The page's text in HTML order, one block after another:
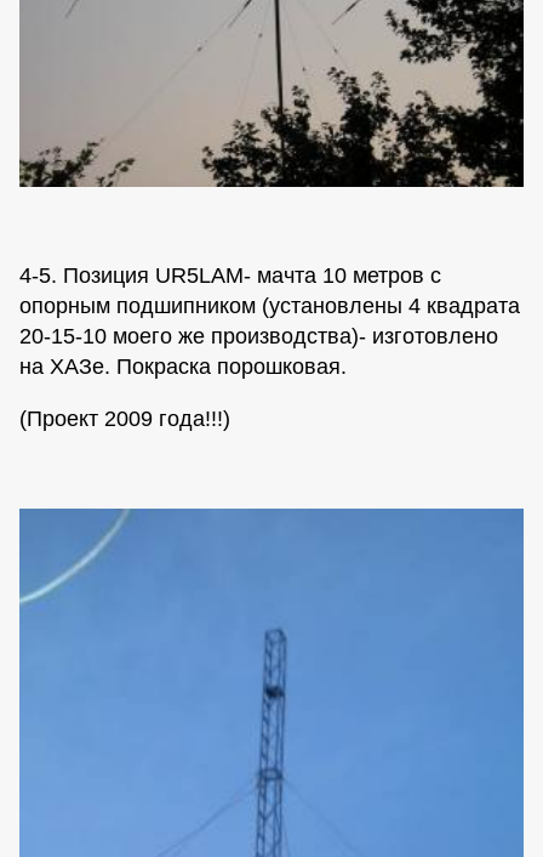
4-5. Позиция UR5LAM- мачта 10 метров с
опорным подшипником (установлены 4 квадрата
20-15-10 моего же производства)- изготовлено
на ХАЗе. Покраска порошковая.
(Проект 2009 года!!!)